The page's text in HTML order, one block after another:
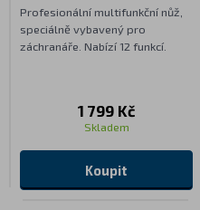
Profesionální multifunkční nůž,
speciálně vybavený pro
záchranáře. Nabízí 12 funkcí.
1 799 Kč
Skladem
Koupit